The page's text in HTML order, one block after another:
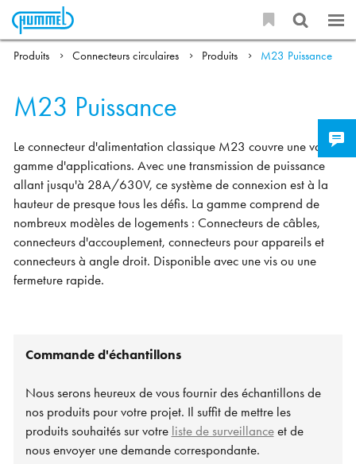
Produits Connecteurs circulaires Produits M23 Puissance
M23 Puissance
Le connecteur d'alimentation classique M23 couvre une vaste
gamme d'applications. Avec une transmission de puissance
allant jusqu'à 28A/630V, ce système de connexion est à la
hauteur de presque tous les défis. La gamme comprend de
nombreux modèles de logements : Connecteurs de câbles,
connecteurs d'accouplement, connecteurs pour appareils et
connecteurs à angle droit. Disponible avec une vis ou une
fermeture rapide.
Commande d'échantillons
Nous serons heureux de vous fournir des échantillons de
nos produits pour votre projet. Il suffit de mettre les
produits souhaités sur votre liste de surveillanceet de
nous envoyer une demande correspondante.